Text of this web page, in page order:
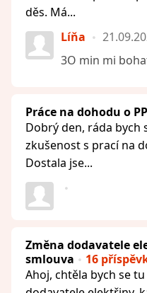
děs. Má...
Líňa
3O min mi
Práce na dohodu o PP
Dobrý den, ráda bych
zkušenost s prací na
Dostala jse...
Změna dodavatele
smlouva
16
Ahoj, chtěla bych se